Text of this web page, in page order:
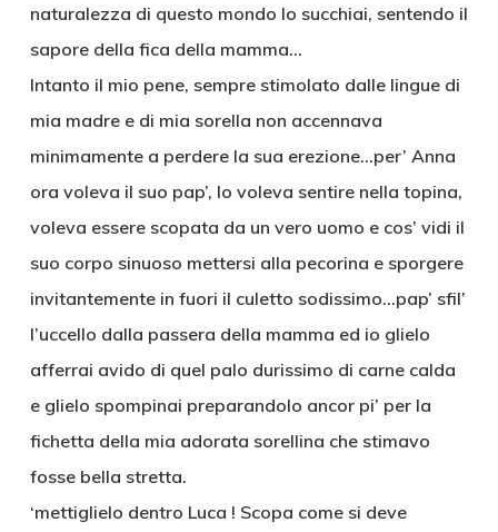
naturalezza di questo mondo lo succhiai, sentendo il
sapore della fica della mamma…
Intanto il mio pene, sempre stimolato dalle lingue di
mia madre e di mia sorella non accennava
minimamente a perdere la sua erezione…per’ Anna
ora voleva il suo pap’, lo voleva sentire nella topina,
voleva essere scopata da un vero uomo e cos’ vidi il
suo corpo sinuoso mettersi alla pecorina e sporgere
invitantemente in fuori il culetto sodissimo…pap’ sfil’
l’uccello dalla passera della mamma ed io glielo
afferrai avido di quel palo durissimo di carne calda
e glielo spompinai preparandolo ancor pi’ per la
fichetta della mia adorata sorellina che stimavo
fosse bella stretta.
‘mettiglielo dentro Luca ! Scopa come si deve